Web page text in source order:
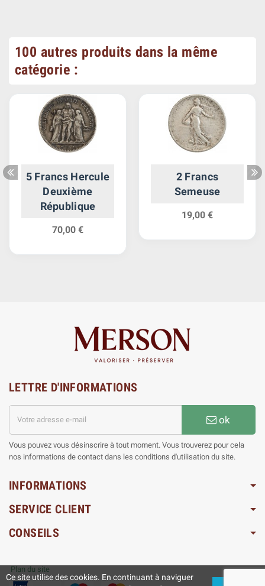
100 autres produits dans la même
catégorie :
5 Francs Hercule
Deuxième
République
70,00 €
2 Francs
Semeuse
19,00 €
LETTRE D'INFORMATIONS
ok
Vous pouvez vous désinscrire à tout moment. Vous trouverez pour cela
nos informations de contact dans les conditions d'utilisation du site.
INFORMATIONS
SERVICE CLIENT
CONSEILS
Plan du site
Ce site utilise des cookies. En continuant à naviguer